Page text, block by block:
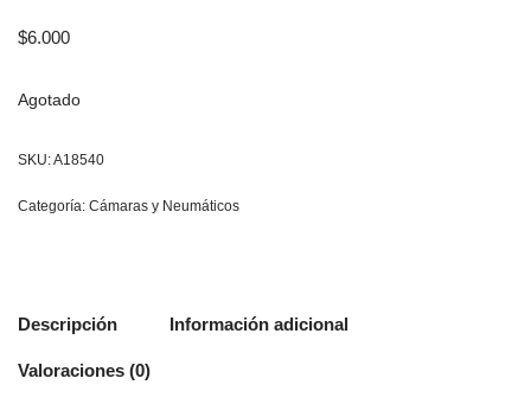
$6.000
Agotado
SKU:A18540
Categoría: Cámaras y Neumáticos
Descripción Información adicional
Valoraciones (0)